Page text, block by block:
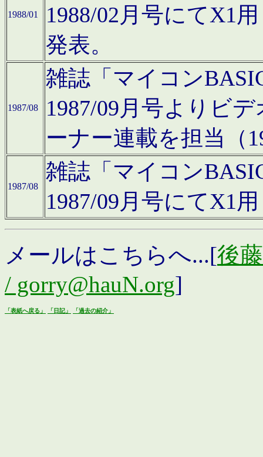
1988/01
1988/02月号にてX1
発表。
1987/08
雑誌「マイコン
1987/09月号よりビ
ーナー連載を担当（
1987/08
雑誌「マイコン
1987/09月号にてX1
メールはこちらへ...[後
/ gorry@hauN.org]
「表紙へ戻る」 「日記」 「過去の紹介」